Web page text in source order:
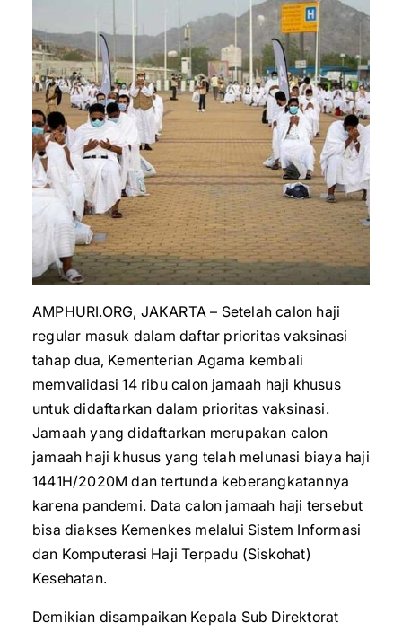
AMPHURI.ORG, JAKARTA – Setelah calon haji
regular masuk dalam daftar prioritas vaksinasi
tahap dua, Kementerian Agama kembali
memvalidasi 14 ribu calon jamaah haji khusus
untuk didaftarkan dalam prioritas vaksinasi.
Jamaah yang didaftarkan merupakan calon
jamaah haji khusus yang telah melunasi biaya haji
1441H/2020M dan tertunda keberangkatannya
karena pandemi. Data calon jamaah haji tersebut
bisa diakses Kemenkes melalui Sistem Informasi
dan Komputerasi Haji Terpadu (Siskohat)
Kesehatan.
Demikian disampaikan Kepala Sub Direktorat